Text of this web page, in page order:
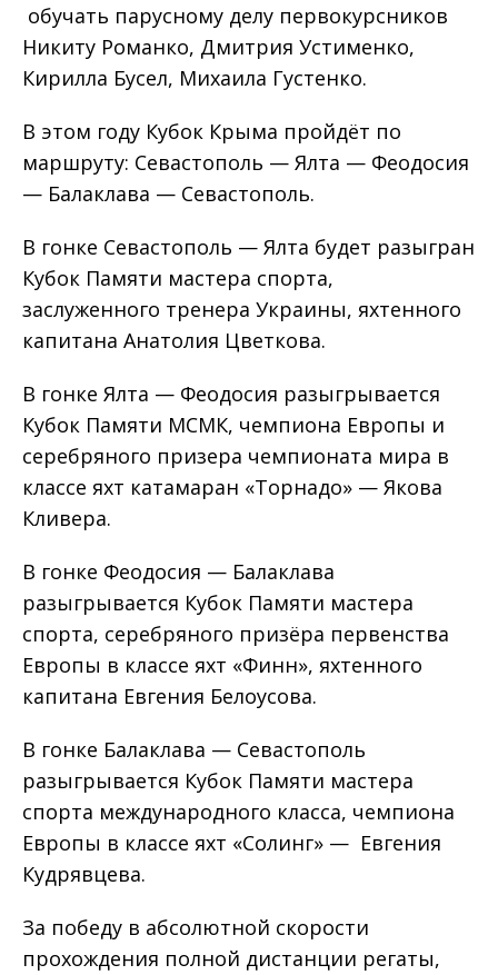
обучать парусному делу первокурсников
Никиту Романко, Дмитрия Устименко,
Кирилла Бусел, Михаила Густенко.
В этом году Кубок Крыма пройдёт по
маршруту: Севастополь — Ялта — Феодосия
— Балаклава — Севастополь.
В гонке Севастополь — Ялта будет разыгран
Кубок Памяти мастера спорта,
заслуженного тренера Украины, яхтенного
капитана Анатолия Цветкова.
В гонке Ялта — Феодосия разыгрывается
Кубок Памяти МСМК, чемпиона Европы и
серебряного призера чемпионата мира в
классе яхт катамаран «Торнадо» — Якова
Кливера.
В гонке Феодосия — Балаклава
разыгрывается Кубок Памяти мастера
спорта, серебряного призёра первенства
Европы в классе яхт «Финн», яхтенного
капитана Евгения Белоусова.
В гонке Балаклава — Севастополь
разыгрывается Кубок Памяти мастера
спорта международного класса, чемпиона
Европы в классе яхт «Солинг» — Евгения
Кудрявцева.
За победу в абсолютной скорости
прохождения полной дистанции регаты,